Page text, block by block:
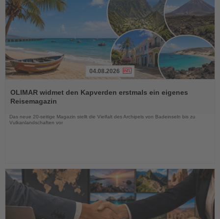
Sie
die
Nachrichten
04.08.2026
OLIMAR widmet den Kapverden erstmals ein eigenes
Reisemagazin
Das neue 20-seitige Magazin stellt die Vielfalt des Archipels von Badeinseln bis zu
Vulkanlandschaften vor